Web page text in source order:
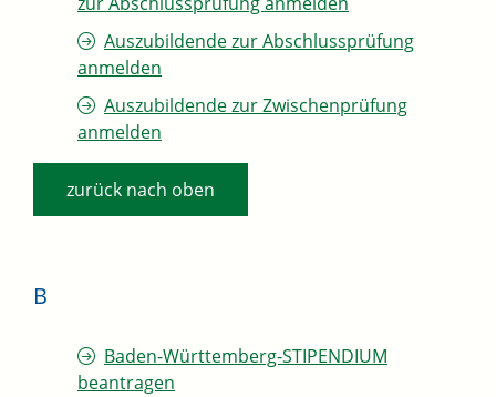
Auszubildende zur Abschlussprüfung
anmelden
Auszubildende zur Zwischenprüfung
anmelden
zurück nach oben
B
Baden-Württemberg-STIPENDIUM
beantragen